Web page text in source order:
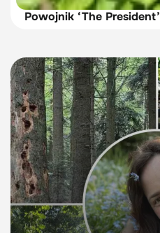
Powojnik ‘The President’